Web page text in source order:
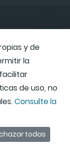
y de
la
de uso, no
Consulte la
todas